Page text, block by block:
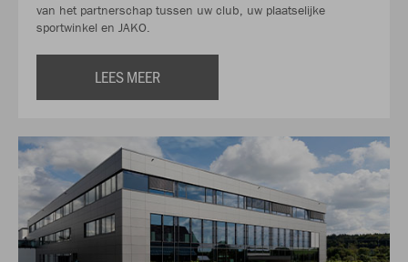
van het partnerschap tussen uw club, uw plaatselijke
sportwinkel en JAKO.
LEES MEER